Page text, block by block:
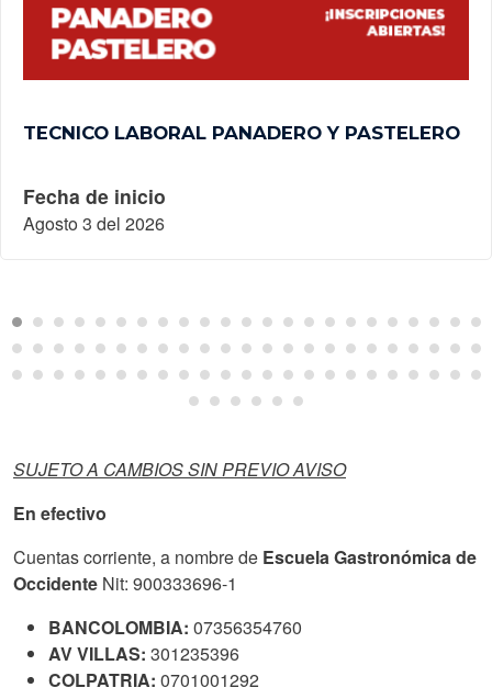
TECNICO LABORAL PANADERO Y PASTELERO
Fecha de inicio
Agosto 3 del 2026
SUJETO A CAMBIOS SIN PREVIO AVISO
En efectivo
Cuentas corriente, a nombre de Escuela Gastronómica de
Occidente Nit: 900333696-1
BANCOLOMBIA: 07356354760
AV VILLAS: 301235396
COLPATRIA: 0701001292